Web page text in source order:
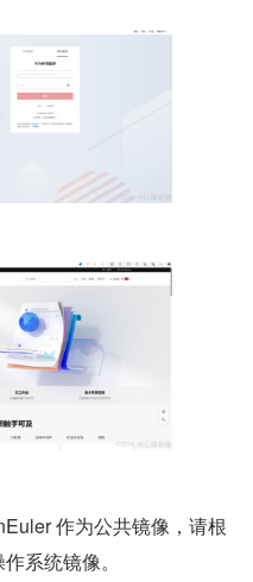
作为公共镜像，请根
系统镜像。